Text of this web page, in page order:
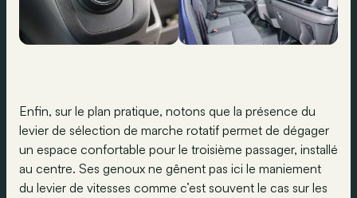
Enfin, sur le plan pratique, notons que la présence du
levier de sélection de marche rotatif permet de dégager
un espace confortable pour le troisième passager, installé
au centre. Ses genoux ne gênent pas ici le maniement
du levier de vitesses comme c’est souvent le cas sur les